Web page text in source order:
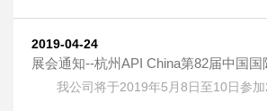
sodium dihydrate [61438-64-0] 又名：克
兽药，用作抗寄生虫药物。 按照《欧洲药
HPLC：≥99.5%，单一杂质：＜0.2%； 淡
度：＜GY4； 水分：±5%。
2019-04-24
展会通知--杭州API China第82届中国
间体／包材／设备交易会
我公司将于2019年5月8日至10日参加